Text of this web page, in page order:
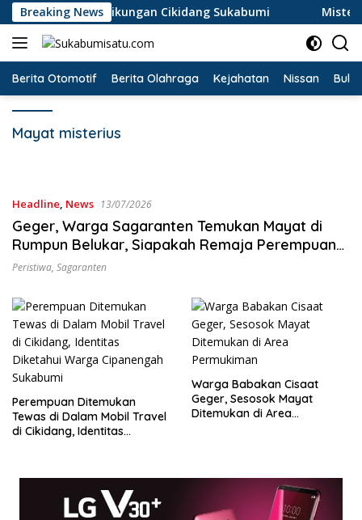
Langsung
ke
konten
Breaking News
di Jalur Tikungan Cikidang Sukabumi Misteri
Berita Otomotif Berita Olahraga Kejahatan Nissan
Mayat misterius
Headline, News 13/07/2026
Geger, Warga Sagaranten Temukan Mayat di
Rumpun Belukar, Siapakah Remaja Perempuan
Itu?
Peristiwa, Sagaranten
Perempuan Ditemukan
Tewas di Dalam Mobil Travel
di Cikidang, Identitas
Warga Babakan Cisaat
Geger, Sesosok Mayat
Ditemukan di Area